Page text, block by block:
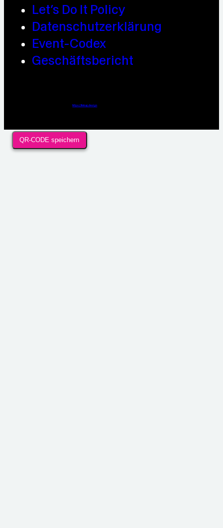
Let’s Do It Policy
Datenschutzerklärung
Event-Codex
Geschäftsbericht
https://linkup.design
QR-CODE speichern